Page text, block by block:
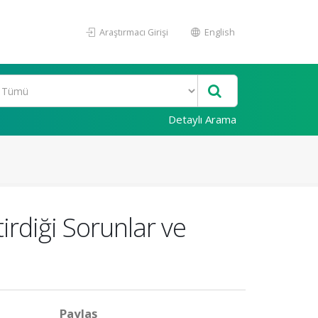
Araştırmacı Girişi English
Detaylı Arama
Sorunlar ve
Paylaş